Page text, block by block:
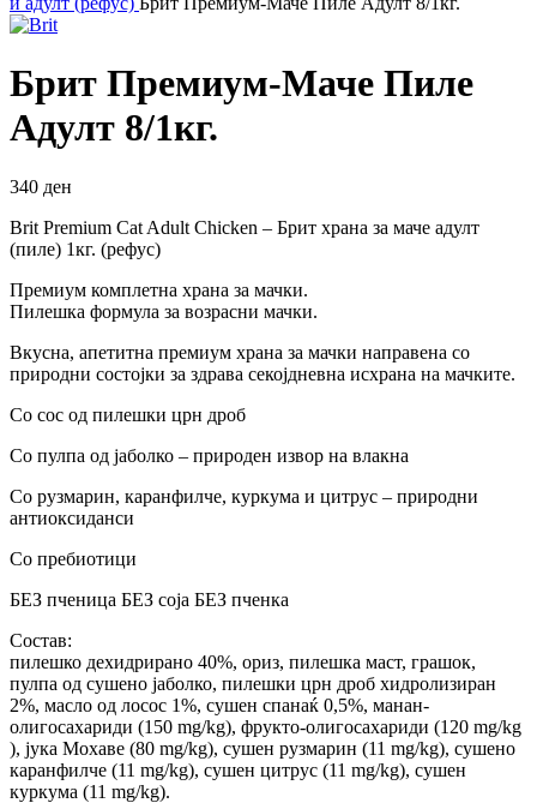
Брит Премиум-Маче Пиле
Адулт 8/1кг.
340 ден
Brit Premium Cat Adult Chicken – Брит храна за маче адулт
(пиле) 1кг. (рефус)
Премиум комплетна храна за мачки.
Пилешка формула за возрасни мачки.
Вкусна, апетитна премиум храна за мачки направена со
природни состојки за здрава секојдневна исхрана на мачките.
Со сос од пилешки црн дроб
Со пулпа од јаболко – природен извор на влакна
Со рузмарин, каранфилче, куркума и цитрус – природни
антиоксиданси
Со пребиотици
БЕЗ пченица БЕЗ соја БЕЗ пченка
Состав:
пилешко дехидрирано 40%, ориз, пилешка маст, грашок,
пулпа од сушено јаболко, пилешки црн дроб хидролизиран
2%, масло од лосос 1%, сушен спанаќ 0,5%, манан-
олигосахариди (150 mg/kg), фрукто-олигосахариди (120 mg/kg
), јука Мохаве (80 mg/kg), сушен рузмарин (11 mg/kg), сушено
каранфилче (11 mg/kg), сушен цитрус (11 mg/kg), сушен
куркума (11 mg/kg).